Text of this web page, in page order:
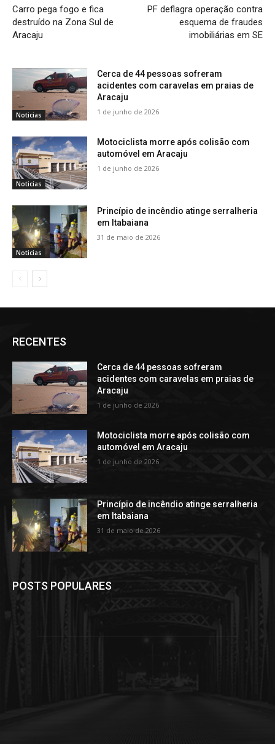
Carro pega fogo e fica
destruído na Zona Sul de
Aracaju
PF deflagra operação contra
esquema de fraudes
imobiliárias em SE
Noticias
Cerca de 44 pessoas sofreram
acidentes com caravelas em praias de
Aracaju
1 de junho de 2026
Noticias
Motociclista morre após colisão com
automóvel em Aracaju
1 de junho de 2026
Noticias
Princípio de incêndio atinge serralheria
em Itabaiana
31 de maio de 2026
RECENTES
Cerca de 44 pessoas sofreram
acidentes com caravelas em praias de
Aracaju
1 de junho de 2026
Motociclista morre após colisão com
automóvel em Aracaju
1 de junho de 2026
Princípio de incêndio atinge serralheria
em Itabaiana
31 de maio de 2026
POSTS POPULARES